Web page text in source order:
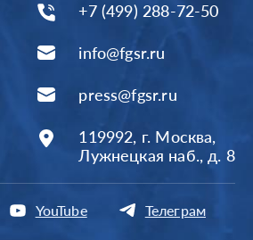
+7 (499) 288-72-50
info@fgsr.ru
press@fgsr.ru
119992, г. Москва,
Лужнецкая наб., д. 8
YouTube Телеграм